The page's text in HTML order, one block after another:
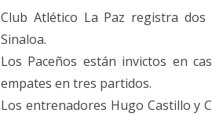
Club Atlético La Paz registra
Sinaloa.
Los Paceños están invictos en
empates en tres partidos.
Los entrenadores Hugo Castillo y